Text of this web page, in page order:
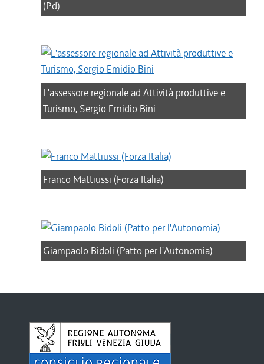
(Pd)
L'assessore regionale ad Attività produttive e
Turismo, Sergio Emidio Bini
Franco Mattiussi (Forza Italia)
Giampaolo Bidoli (Patto per l'Autonomia)